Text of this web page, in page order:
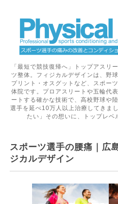
「最短で競技復帰へ」トップアスリ
ツ整体。フィジカルデザインは、野
プリント・オスグットなど、スポー
体院です。プロアスリートや五輪代
ートする確かな技術で、高校野球や
選手を延べ10万人以上治療してきま
たい」その想いに、トップレベ
スポーツ選手の腰痛｜広
ジカルデザイン